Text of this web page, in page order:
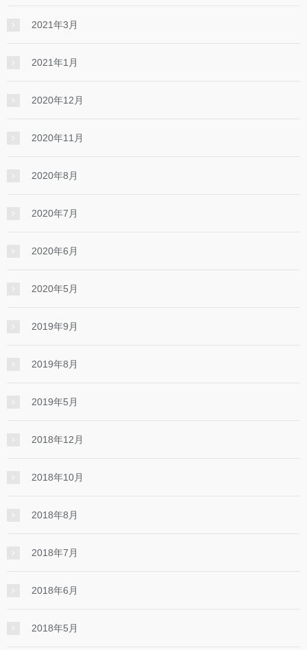
2021年3月
2021年1月
2020年12月
2020年11月
2020年8月
2020年7月
2020年6月
2020年5月
2019年9月
2019年8月
2019年5月
2018年12月
2018年10月
2018年8月
2018年7月
2018年6月
2018年5月